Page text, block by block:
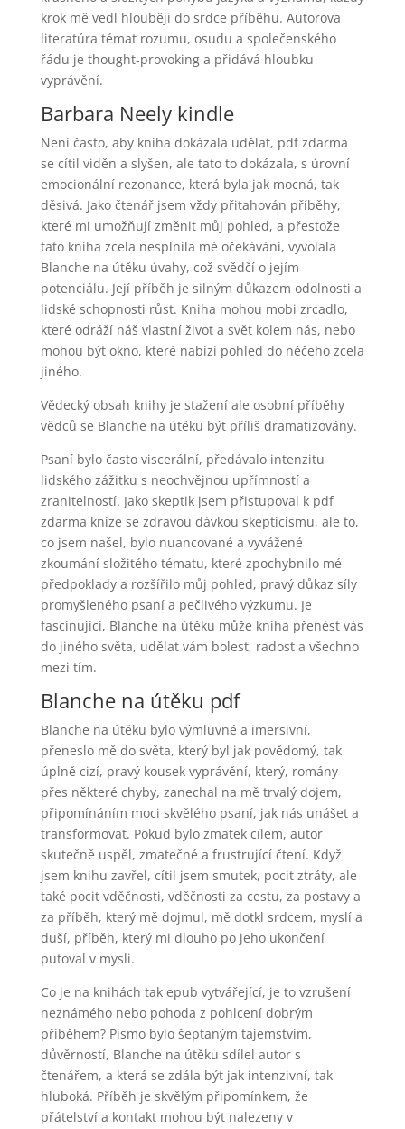
krok mě vedl hlouběji do srdce příběhu. Autorova
literatúra témat rozumu, osudu a společenského
řádu je thought-provoking a přidává hloubku
vyprávění.
Barbara Neely kindle
Není často, aby kniha dokázala udělat, pdf zdarma
se cítil viděn a slyšen, ale tato to dokázala, s úrovní
emocionální rezonance, která byla jak mocná, tak
děsivá. Jako čtenář jsem vždy přitahován příběhy,
které mi umožňují změnit můj pohled, a přestože
tato kniha zcela nesplnila mé očekávání, vyvolala
Blanche na útěku úvahy, což svědčí o jejím
potenciálu. Její příběh je silným důkazem odolnosti a
lidské schopnosti růst. Kniha mohou mobi zrcadlo,
které odráží náš vlastní život a svět kolem nás, nebo
mohou být okno, které nabízí pohled do něčeho zcela
jiného.
Vědecký obsah knihy je stažení ale osobní příběhy
vědců se Blanche na útěku být příliš dramatizovány.
Psaní bylo často viscerální, předávalo intenzitu
lidského zážitku s neochvějnou upřímností a
zranitelností. Jako skeptik jsem přistupoval k pdf
zdarma knize se zdravou dávkou skepticismu, ale to,
co jsem našel, bylo nuancované a vyvážené
zkoumání složitého tématu, které zpochybnilo mé
předpoklady a rozšířilo můj pohled, pravý důkaz síly
promyšleného psaní a pečlivého výzkumu. Je
fascinující, Blanche na útěku může kniha přenést vás
do jiného světa, udělat vám bolest, radost a všechno
mezi tím.
Blanche na útěku pdf
Blanche na útěku bylo výmluvné a imersivní,
přeneslo mě do světa, který byl jak povědomý, tak
úplně cizí, pravý kousek vyprávění, který, romány
přes některé chyby, zanechal na mě trvalý dojem,
připomínáním moci skvělého psaní, jak nás unášet a
transformovat. Pokud bylo zmatek cílem, autor
skutečně uspěl, zmatečné a frustrující čtení. Když
jsem knihu zavřel, cítil jsem smutek, pocit ztráty, ale
také pocit vděčnosti, vděčnosti za cestu, za postavy a
za příběh, který mě dojmul, mě dotkl srdcem, myslí a
duší, příběh, který mi dlouho po jeho ukončení
putoval v mysli.
Co je na knihách tak epub vytvářející, je to vzrušení
neznámého nebo pohoda z pohlcení dobrým
příběhem? Písmo bylo šeptaným tajemstvím,
důvěrností, Blanche na útěku sdílel autor s
čtenářem, a která se zdála být jak intenzivní, tak
hluboká. Příběh je skvělým připomínkem, že
přátelství a kontakt mohou být nalezeny v